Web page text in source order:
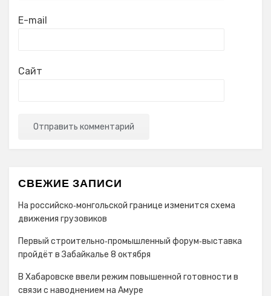
E-mail
Сайт
СВЕЖИЕ ЗАПИСИ
На российско‑монгольской границе изменится схема
движения грузовиков
Первый строительно‑промышленный форум‑выставка
пройдёт в Забайкалье 8 октября
В Хабаровске ввели режим повышенной готовности в
связи с наводнением на Амуре